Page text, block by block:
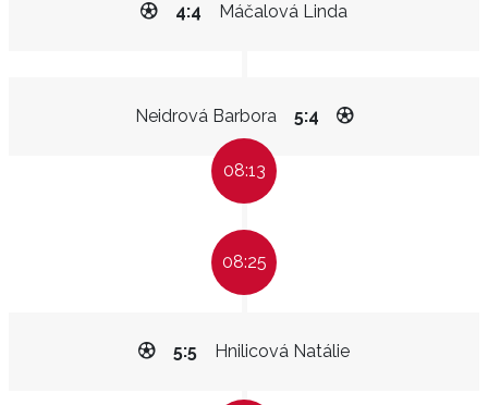
Máčalová Linda
4:4
Neidrová Barbora 5:4
08:13
08:25
Hnilicová Natálie
5:5